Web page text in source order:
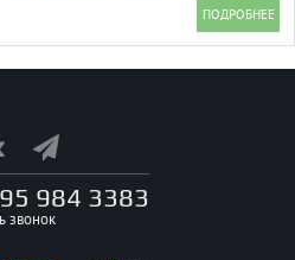
984 3383
звонок